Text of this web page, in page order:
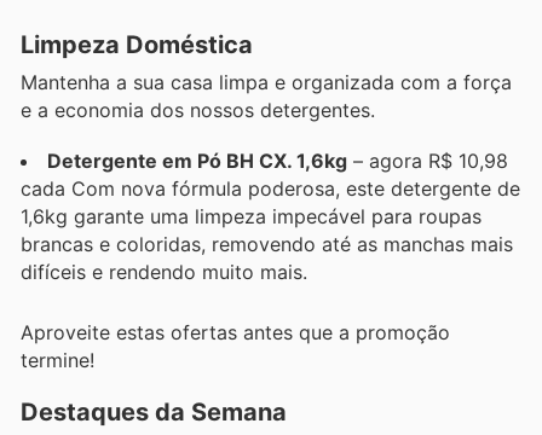
Limpeza Doméstica
Mantenha a sua casa limpa e organizada com a força
e a economia dos nossos detergentes.
Detergente em Pó BH CX. 1,6kg – agora R$ 10,98
cada Com nova fórmula poderosa, este detergente de
1,6kg garante uma limpeza impecável para roupas
brancas e coloridas, removendo até as manchas mais
difíceis e rendendo muito mais.
Aproveite estas ofertas antes que a promoção
termine!
Destaques da Semana